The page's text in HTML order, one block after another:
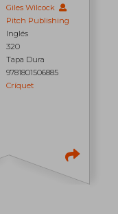
Giles Wilcock
Pitch Publishing
Inglés
320
Tapa Dura
9781801506885
Críquet